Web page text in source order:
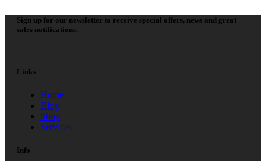
Sign up for our newsletter to receive special offers, news and great
sales notifications.
Links
Home
Blog
Shop
Services
Info